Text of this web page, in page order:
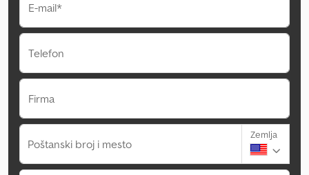
E-mail*
Telefon
Firma
Poštanski broj i mesto
Zemlja